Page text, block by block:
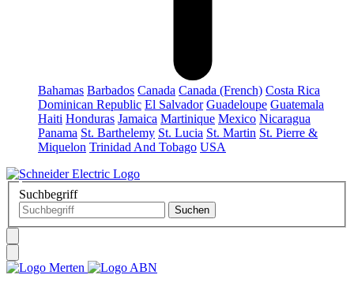
Bahamas Barbados Canada Canada (French) Costa Rica
Dominican Republic El Salvador Guadeloupe Guatemala
Haiti Honduras Jamaica Martinique Mexico Nicaragua
Panama St. Barthelemy St. Lucia St. Martin St. Pierre &
Miquelon Trinidad And Tobago USA
Suchbegriff